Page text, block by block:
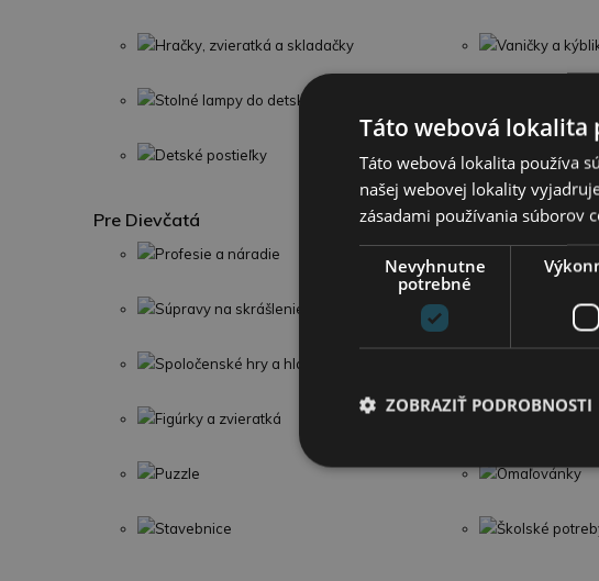
Hračky, zvieratká a skladačky Vaničky a
Stolné lampy do detskej izby
Detské postieľky Detské
Pre Dievčatá
Profesie a náradie
Súpravy na skrášlenie Bábiky a
Spoločenské hry a hlavolamy
Figúrky a zvieratká
Puzzle Omaľovánky
Stavebnice Školské
Táto webová lokalita
Táto webová lokalita používa
našej webovej lokality
zásadami používania súborov
Nevyhnutne
potrebné
ZOBRAZIŤ PODROBNOSTI